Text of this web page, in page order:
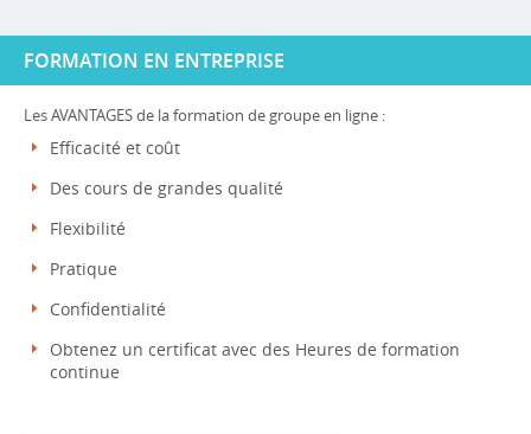
FORMATION EN ENTREPRISE
Les AVANTAGES de la formation de groupe en ligne :
Efficacité et coût
Des cours de grandes qualité
Flexibilité
Pratique
Confidentialité
Obtenez un certificat avec des Heures de formation
continue